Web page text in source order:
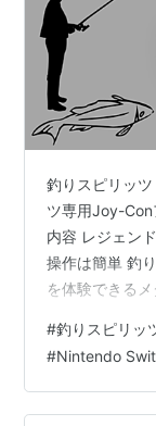
釣りスピリッ
ツ専用Joy-Con
内容 レジェン
操作は簡単 釣
を体験できる
魚が食いつい
が食いつくと
ールも重くな
獲得。 週末と
#釣りスピリッ
#Nintendo